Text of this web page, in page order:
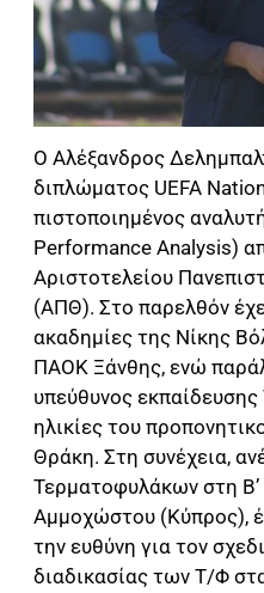
Ο Αλέξανδρος
διπλώματος UEFA
πιστοποιημένος
Performance Analysis)
Αριστοτελείου
(ΑΠΘ). Στο παρελθόν
ακαδημίες της Νίκης
ΠΑΟΚ Ξάνθης, ενώ
υπεύθυνος
ηλικίες του
Θράκη. Στη συνέχεια,
Τερματοφυλάκων στη
Αμμοχώστου (Κύπρος),
την ευθύνη για τον
διαδικασίας των Τ/Φ